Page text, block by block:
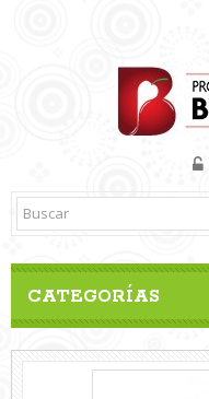
CATEGORÍAS